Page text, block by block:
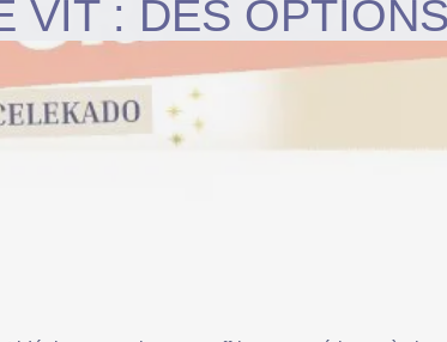
VIT : DES